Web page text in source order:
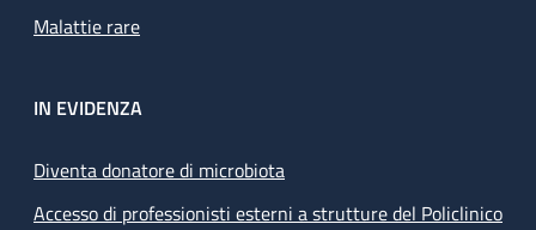
Malattie rare
IN EVIDENZA
Diventa donatore di microbiota
Accesso di professionisti esterni a strutture del Policlinico